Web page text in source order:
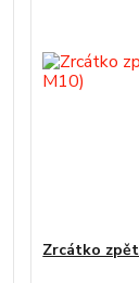
Zrcátko